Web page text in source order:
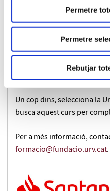
Permetre
Permetre
Rebutjar
Aquest programa permet
que ofereixen un
Pots sol·licitar la teva beca
Santander |
Un cop dins, selecciona la
busca aquest curs per
Per a més informació,
formacio@fundacio.urv.cat.